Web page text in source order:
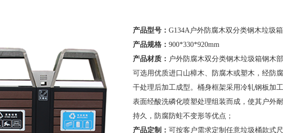
产品型号： G134A户外防腐木双分类钢木垃圾箱
产品规格： 900*330*920mm
产品材质： 户外防腐木双分类钢木垃圾箱钢木
可选用优质进口山樟木、防腐木或塑木，经防
干处理后加工成型。桶身框架采用冷轧钢板加工
表面经酸洗磷化喷塑处理组装而成，使其户外
持久，防腐防蛀不变形等优点；
产品定制： 可按客户需求定制任意垃圾桶款式